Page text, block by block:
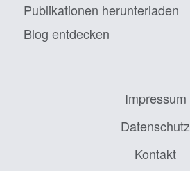
Publikationen herunterladen
Blog entdecken
Impressum
Datenschutz
Kontakt